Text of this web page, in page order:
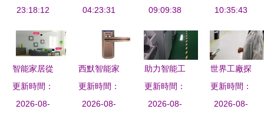
投資小米反
智能家居產
品研發的格
局之變
23:18:12
居研發中心
浪潮
04:23:31
展，智能家
新機遇
09:09:38
的創新應用
10:35:43
智能家居從
拋棄手機開
始 產品的
更新時間：
2026-08-
西默智能家
居 香港環
球資源電子
更新時間：
2026-08-
助力智能工
廠搭建的要
素有哪些
更新時間：
2026-08-
世界工廠探
秘 四大智
能手機基地
更新時間：
2026-08-